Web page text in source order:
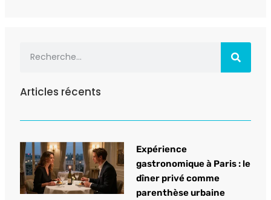
Articles récents
Expérience
gastronomique à Paris : le
dîner privé comme
parenthèse urbaine